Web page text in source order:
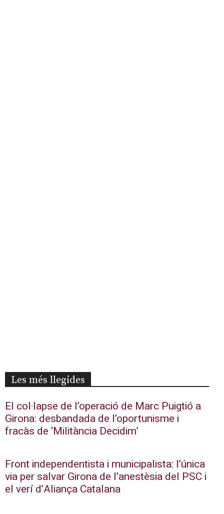
Les més llegides
El col·lapse de l’operació de Marc Puigtió a
Girona: desbandada de l’oportunisme i
fracàs de ‘Militància Decidim’
Front independentista i municipalista: l’única
via per salvar Girona de l’anestèsia del PSC i
el verí d’Aliança Catalana